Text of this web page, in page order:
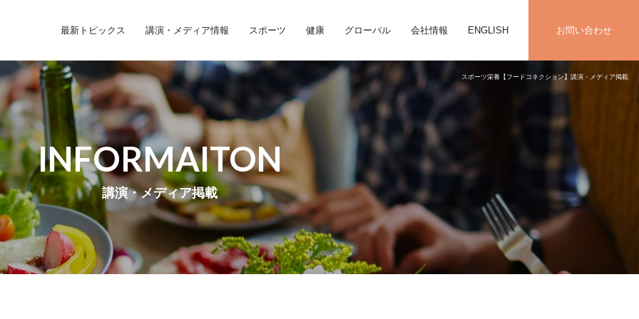
最新トピックス 講演・メディア情報 スポーツ 健康 グローバル 会社情報 ENGLISH お問い合わせ
スポーツ栄養【フードコネクション】講演・メディア掲載
INFORMAITON
講演・メディア掲載